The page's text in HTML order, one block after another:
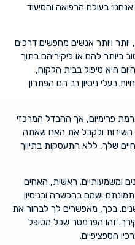
בעולם הרפואה והסיעוד
ויותר אנשים מחפשים דרכים
ביותר להם או ליקיריהם בתוך
היא טיפול בבית הלקוח,
בעלי ניסיון רב הם הפתרון
פרימיום, אך ההבדל המרכזי
השירות ולקבל את האח שאתה
שלך, ללא התעסקות בתיווך
ומשמעותיים. ראשית, האחים
ושמם בהכשרה ובניסיון
בכך, מאפשרים לך לבחור את
זהו הפרמטר שכל מטופל
הספציפיים.